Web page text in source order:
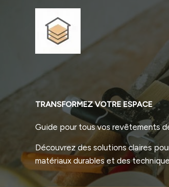
TRANSFORMEZ VOTRE ESPACE
Guide pour tous vos revêtements
Découvrez des solutions claires
matériaux durables et des